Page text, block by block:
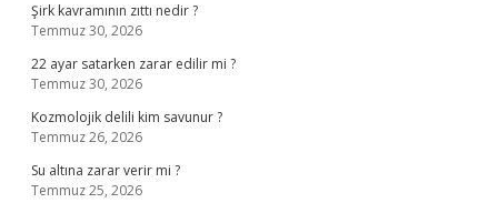
Şirk kavramının zıttı nedir ?
Temmuz 30, 2026
22 ayar satarken zarar edilir mi ?
Temmuz 30, 2026
Kozmolojik delili kim savunur ?
Temmuz 26, 2026
Su altına zarar verir mi ?
Temmuz 25, 2026